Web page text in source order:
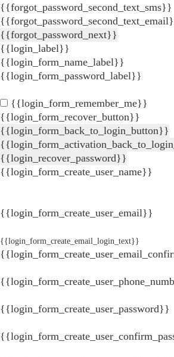
{{forgot_password_second_text_sms}}
{{forgot_password_next}}
{{login_label}}
{{login_form_name_label}}
{{login_form_password_label}}
{{login_form_remember_me}}
{{login_form_recover_button}}
{{login_form_back_to_login_button}}
{{login_recover_password}}
{{login_form_create_user_name}}
{{login_form_create_user_email}}
{{login_form_create_email_login_text}}
{{login_form_create_user_password}}